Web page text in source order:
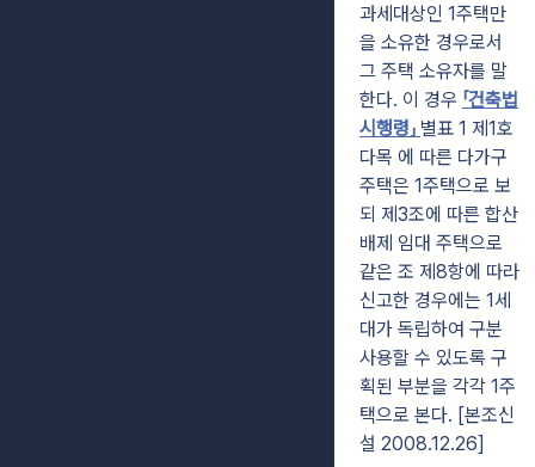
과세대상인 1주택만
을 소유한 경우로서
그 주택 소유자를 말
한다. 이 경우 「건축법
시행령」 별표 1 제1호
다목 에 따른 다가구
주택은 1주택으로 보
되 제3조에 따른 합산
배제 임대 주택으로
같은 조 제8항에 따라
신고한 경우에는 1세
대가 독립하여 구분
사용할 수 있도록 구
획된 부분을 각각 1주
택으로 본다. [본조신
설 2008.12.26]